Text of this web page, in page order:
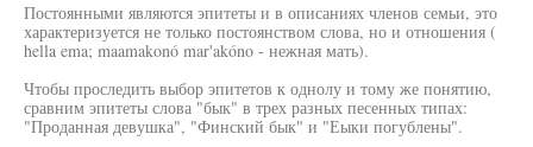
Постоянными являются эпитеты и в описаниях членов семьи, это
характеризуется не только постоянством слова, но и отношения (
hella ema; maamakonó mar'akóno - нежная мать).
Чтобы проследить выбор эпитетов к однолу и тому же понятию,
сравним эпитеты слова "бык" в трех разных песенных типах:
"Проданная девушка", "Финский бык" и "Еыки погублены".